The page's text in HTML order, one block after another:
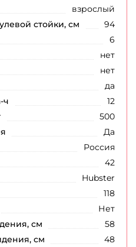
взрослый
стойки, см
94
6
нет
нет
да
ч
12
500
Да
Россия
42
Hubster
118
Нет
см
58
см
48